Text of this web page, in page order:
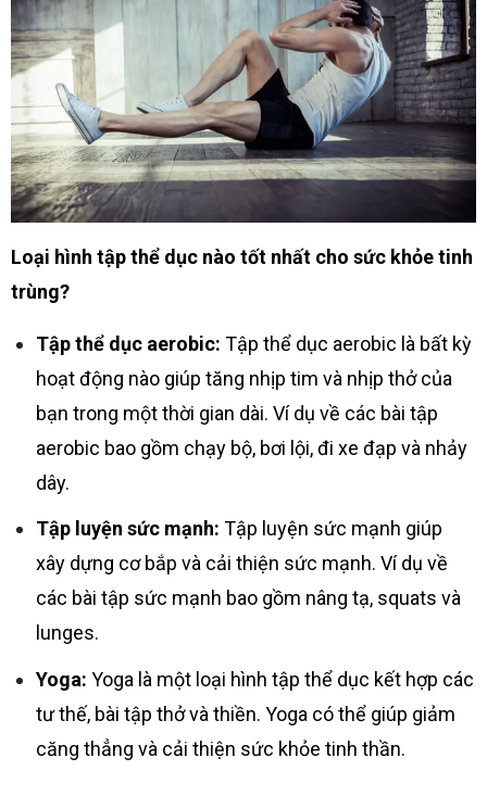
Loại hình tập thể dục nào tốt nhất cho sức khỏe tinh
trùng?
Tập thể dục aerobic: Tập thể dục aerobic là bất kỳ
hoạt động nào giúp tăng nhịp tim và nhịp thở của
bạn trong một thời gian dài. Ví dụ về các bài tập
aerobic bao gồm chạy bộ, bơi lội, đi xe đạp và nhảy
dây.
Tập luyện sức mạnh: Tập luyện sức mạnh giúp
xây dựng cơ bắp và cải thiện sức mạnh. Ví dụ về
các bài tập sức mạnh bao gồm nâng tạ, squats và
lunges.
Yoga: Yoga là một loại hình tập thể dục kết hợp các
tư thế, bài tập thở và thiền. Yoga có thể giúp giảm
căng thẳng và cải thiện sức khỏe tinh thần.